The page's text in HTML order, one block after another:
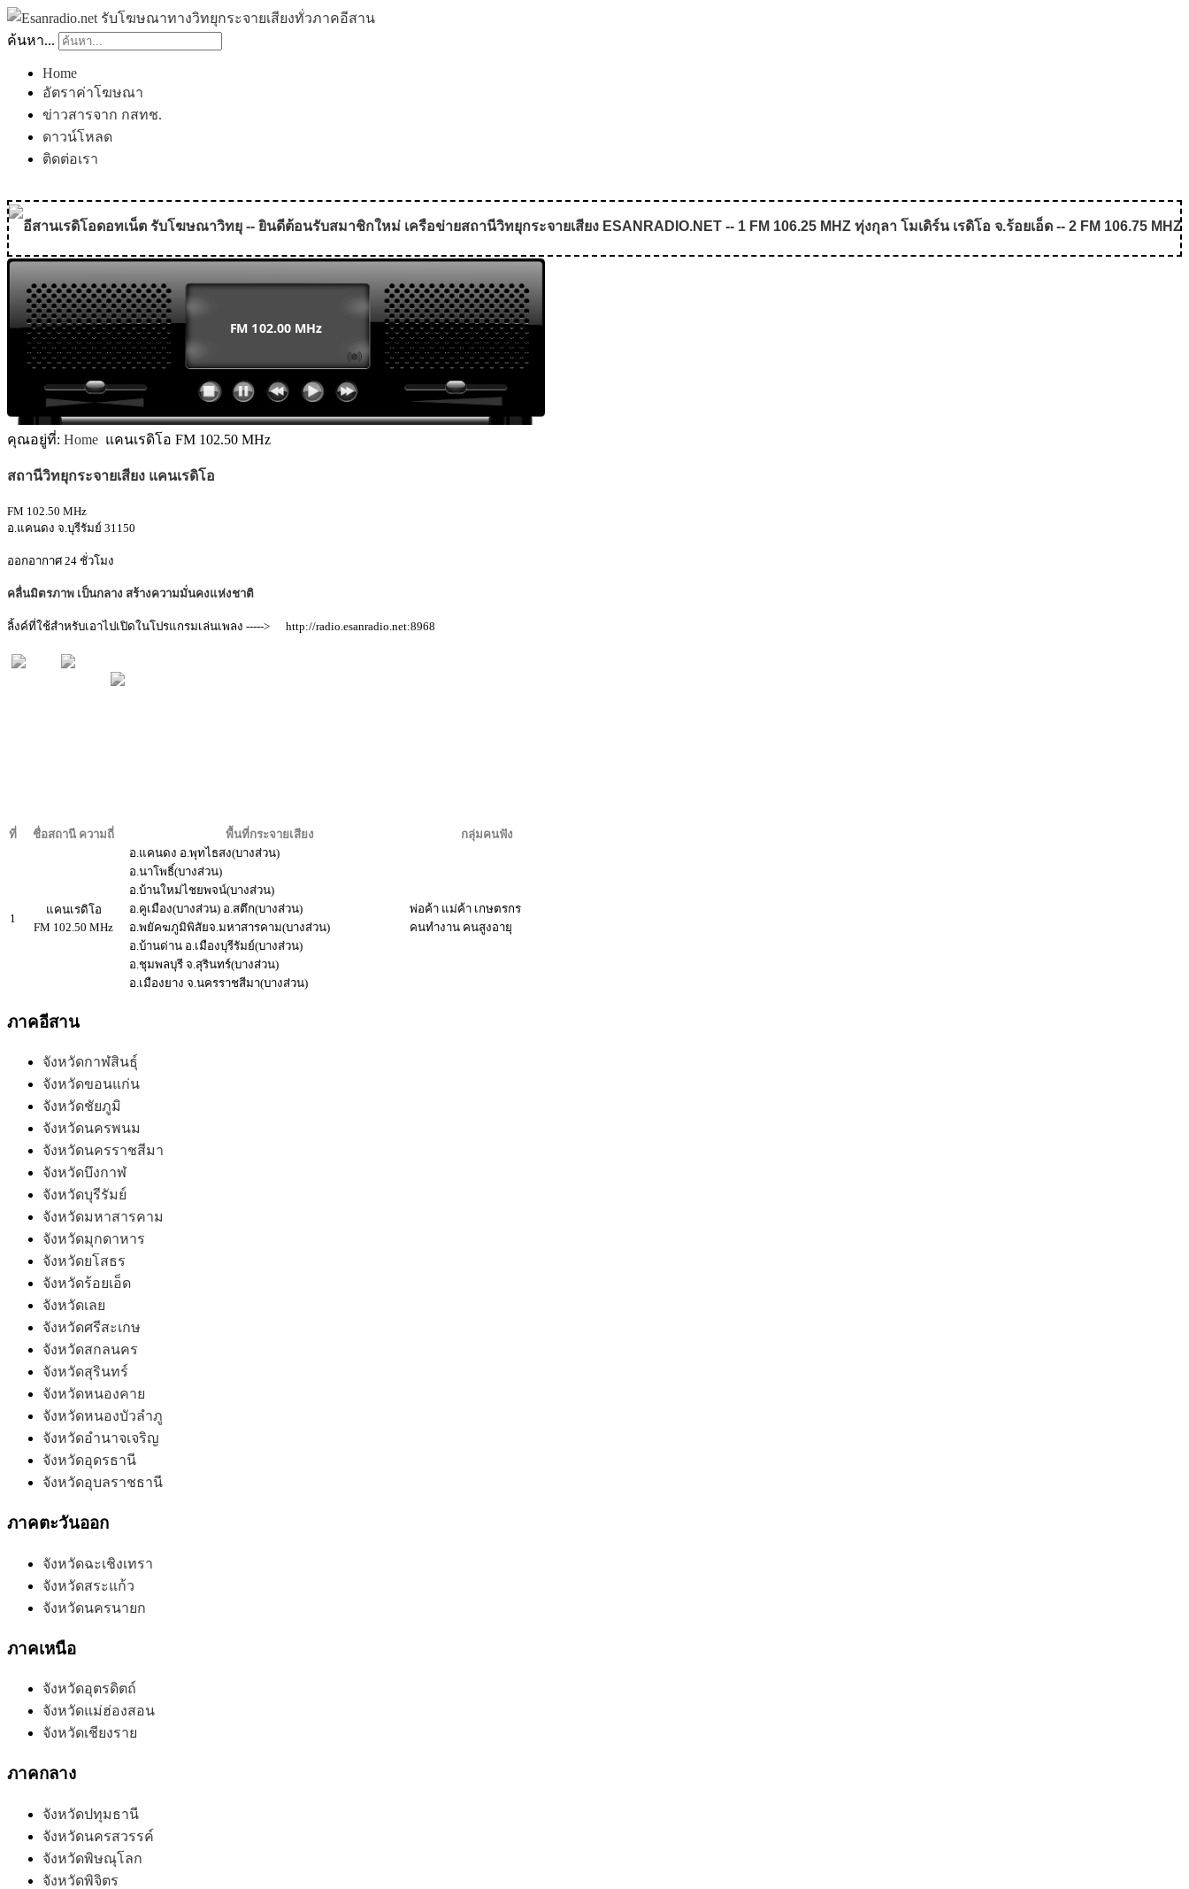
ค้นหา...
Home
อัตราค่าโฆษณา
ข่าวสารจาก กสทช.
ดาวน์โหลด
ติดต่อเรา
อีสานเรดิโอดอทเน็ต รับโฆษณาวิทยุ -- ยินดีต้อนรับสมาชิกใหม่ เครือข่ายสถานีวิทยุกระจายเสียง ESANRADIO.NET -- 1 FM 106.25 MHZ ทุ่งกุลา โมเดิร์น เรดิโอ จ.ร้อยเอ็ด -- 2 FM 106.75
MODULE SBAHJAOUI YOUTUBE
MODULE SBAHJAOUI MEMORY GAME
MODULE SBAHJAOUI ACCORDION MENU
คุณอยู่ที่: Home แคนเรดิโอ FM 102.50 MHz
สถานีวิทยุกระจายเสียง แคนเรดิโอ
FM 102.50 MHz
อ.แคนดง จ.บุรีรัมย์ 31150
ออกอากาศ 24 ชั่วโมง
คลื่นมิตรภาพ เป็นกลาง สร้างความมั่นคงแห่งชาติ
ลิ้งค์ที่ใช้สำหรับเอาไปเปิดในโปรแกรมเล่นเพลง -----> http://radio.esanradio.net:8968
ที่ ชื่อสถานี ความถี่ พื้นที่กระจายเสียง กลุ่มคนฟัง
1
แคนเรดิโอ
FM 102.50 MHz
อ.แคนดง อ.พุทไธสง(บางส่วน)
อ.นาโพธิ์(บางส่วน)
อ.บ้านใหม่ไชยพจน์(บางส่วน)
อ.คูเมือง(บางส่วน) อ.สตึก(บางส่วน)
อ.พยัคฆภูมิพิสัยจ.มหาสารคาม(บางส่วน)
อ.บ้านด่าน อ.เมืองบุรีรัมย์(บางส่วน)
อ.ชุมพลบุรี จ.สุรินทร์(บางส่วน)
อ.เมืองยาง จ.นครราชสีมา(บางส่วน)
พ่อค้า แม่ค้า เกษตรกร
คนทำงาน คนสูงอายุ
ภาคอีสาน
จังหวัดกาฬสินธุ์
จังหวัดขอนแก่น
จังหวัดชัยภูมิ
จังหวัดนครพนม
จังหวัดนครราชสีมา
จังหวัดบึงกาฬ
จังหวัดบุรีรัมย์
จังหวัดมหาสารคาม
จังหวัดมุกดาหาร
จังหวัดยโสธร
จังหวัดร้อยเอ็ด
จังหวัดเลย
จังหวัดศรีสะเกษ
จังหวัดสกลนคร
จังหวัดสุรินทร์
จังหวัดหนองคาย
จังหวัดหนองบัวลำภู
จังหวัดอำนาจเจริญ
จังหวัดอุดรธานี
จังหวัดอุบลราชธานี
ภาคตะวันออก
จังหวัดฉะเชิงเทรา
จังหวัดสระแก้ว
จังหวัดนครนายก
ภาคเหนือ
จังหวัดอุตรดิตถ์
จังหวัดแม่ฮ่องสอน
จังหวัดเชียงราย
ภาคกลาง
จังหวัดปทุมธานี
จังหวัดนครสวรรค์
จังหวัดพิษณุโลก
จังหวัดพิจิตร